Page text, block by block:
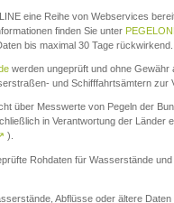
eine Reihe von Webservices
finden Sie unter
bis maximal 30 Tage rückwirkend.
werden ungeprüft und ohne Gewähr
und Schifffahrtsämtern zur
über Messwerte von Pegeln der
in Verantwortung der Länder
).
Rohdaten für Wasserstände
Abflüsse oder ältere